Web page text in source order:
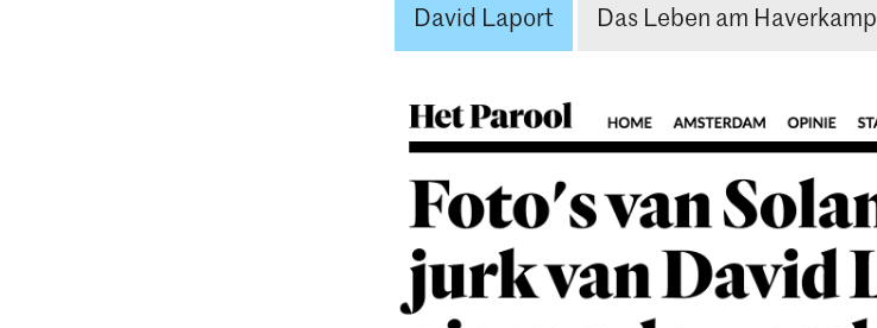
David Laport Das Leben am Haverkamp